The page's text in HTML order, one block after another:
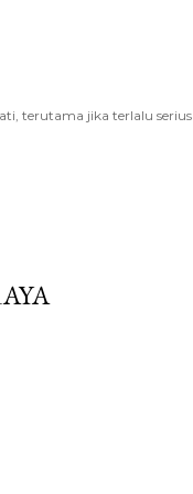
terutama jika terlalu serius